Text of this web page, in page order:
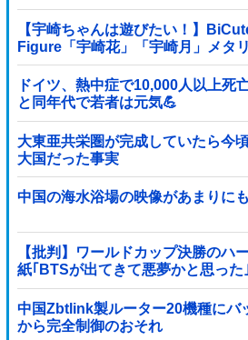
【宇崎ちゃんは遊びたい！】
Figure「宇崎花」「宇崎月」メタ
ライズフィギュア【ラウンドワン
ドイツ、熱中症で10,000人以上死
と同年代で若者は元気💪
大東亜共栄圏が完成していたら今
大国だった事実
中国の海水浴場の映像があまりに
【批判】ワールドカップ決勝のハ
紙｢BTSが出てきて悪夢かと思った
中国Zbtlink製ルーター20機種にバ
から完全制御のおそれ